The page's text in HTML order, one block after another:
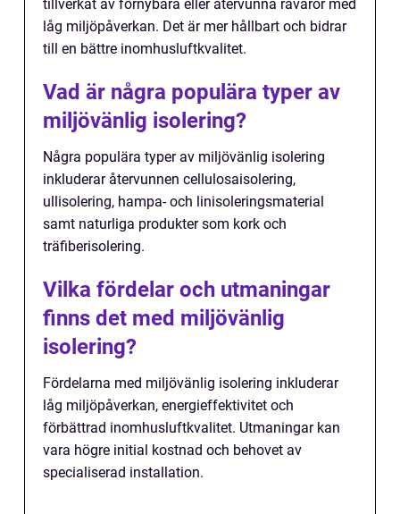
tillverkat av förnybara eller återvunna råvaror med
låg miljöpåverkan. Det är mer hållbart och bidrar
till en bättre inomhusluftkvalitet.
Vad är några populära typer av
miljövänlig isolering?
Några populära typer av miljövänlig isolering
inkluderar återvunnen cellulosaisolering,
ullisolering, hampa- och linisoleringsmaterial
samt naturliga produkter som kork och
träfiberisolering.
Vilka fördelar och utmaningar
finns det med miljövänlig
isolering?
Fördelarna med miljövänlig isolering inkluderar
låg miljöpåverkan, energieffektivitet och
förbättrad inomhusluftkvalitet. Utmaningar kan
vara högre initial kostnad och behovet av
specialiserad installation.